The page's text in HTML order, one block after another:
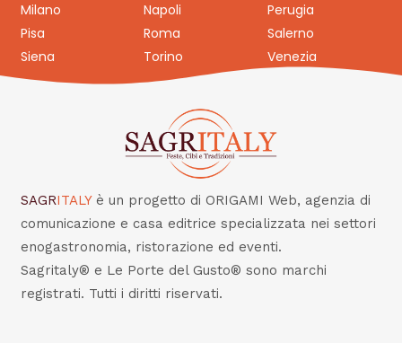
Milano
Napoli
Perugia
Pisa
Roma
Salerno
Siena
Torino Venezia
SAGRITALY è un progetto di ORIGAMI Web, agenzia di
comunicazione e casa editrice specializzata nei settori
enogastronomia, ristorazione ed eventi.
Sagritaly® e Le Porte del Gusto® sono marchi
registrati. Tutti i diritti riservati.